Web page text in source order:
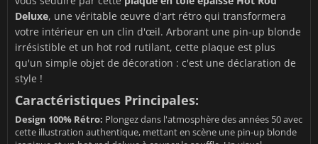
Deluxe, une véritable œuvre d'art rétro qui transformera
votre intérieur en un clin d'œil. Arborant une pin-up blonde
irrésistible et un hot rod rutilant, cette plaque est plus
qu'un simple objet de décoration : c'est une déclaration de
style !
Caractéristiques Principales:
Design 100% Rétro: Plongez dans l'atmosphère des années 50 avec
cette illustration authentique, mettant en scène une pin-up blonde